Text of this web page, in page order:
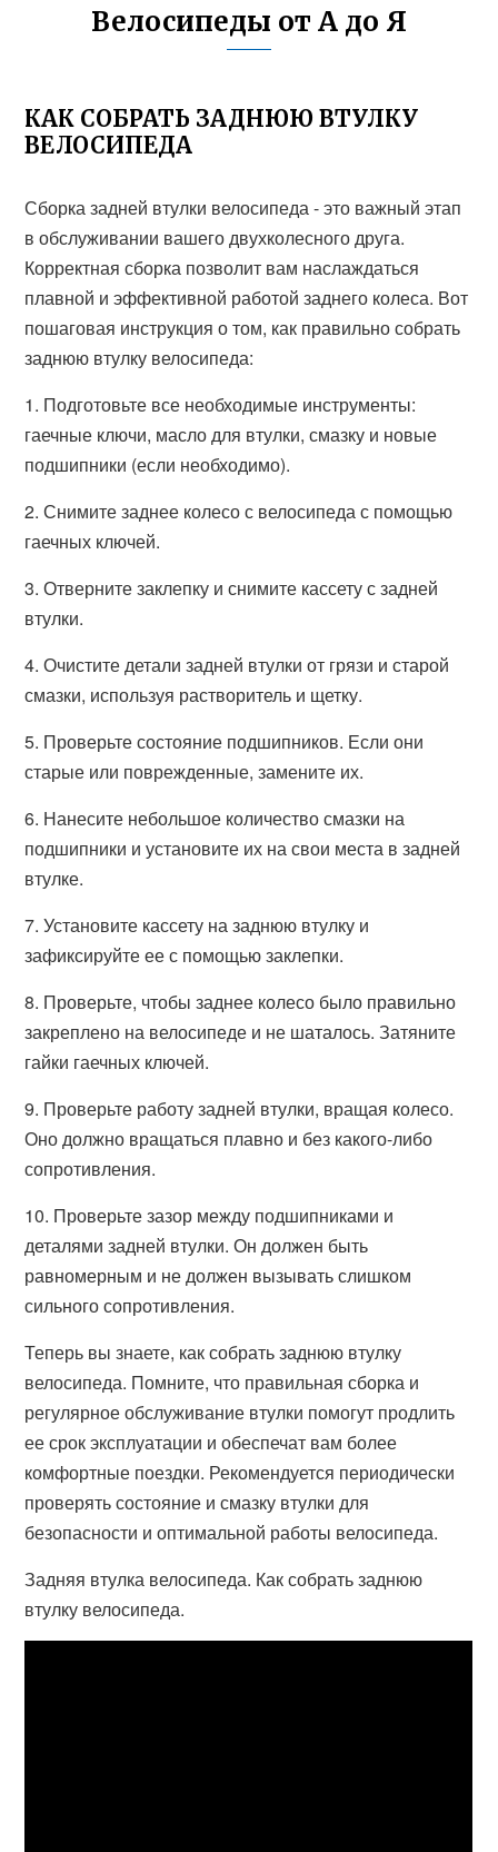
Велосипеды от А до Я
КАК СОБРАТЬ ЗАДНЮЮ ВТУЛКУ
ВЕЛОСИПЕДА
Сборка задней втулки велосипеда - это важный этап
в обслуживании вашего двухколесного друга.
Корректная сборка позволит вам наслаждаться
плавной и эффективной работой заднего колеса. Вот
пошаговая инструкция о том, как правильно собрать
заднюю втулку велосипеда:
1. Подготовьте все необходимые инструменты:
гаечные ключи, масло для втулки, смазку и новые
подшипники (если необходимо).
2. Снимите заднее колесо с велосипеда с помощью
гаечных ключей.
3. Отверните заклепку и снимите кассету с задней
втулки.
4. Очистите детали задней втулки от грязи и старой
смазки, используя растворитель и щетку.
5. Проверьте состояние подшипников. Если они
старые или поврежденные, замените их.
6. Нанесите небольшое количество смазки на
подшипники и установите их на свои места в задней
втулке.
7. Установите кассету на заднюю втулку и
зафиксируйте ее с помощью заклепки.
8. Проверьте, чтобы заднее колесо было правильно
закреплено на велосипеде и не шаталось. Затяните
гайки гаечных ключей.
9. Проверьте работу задней втулки, вращая колесо.
Оно должно вращаться плавно и без какого-либо
сопротивления.
10. Проверьте зазор между подшипниками и
деталями задней втулки. Он должен быть
равномерным и не должен вызывать слишком
сильного сопротивления.
Теперь вы знаете, как собрать заднюю втулку
велосипеда. Помните, что правильная сборка и
регулярное обслуживание втулки помогут продлить
ее срок эксплуатации и обеспечат вам более
комфортные поездки. Рекомендуется периодически
проверять состояние и смазку втулки для
безопасности и оптимальной работы велосипеда.
Задняя втулка велосипеда. Как собрать заднюю
втулку велосипеда.